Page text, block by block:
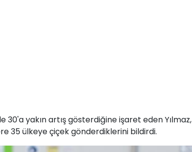
30'a yakın artış gösterdiğine işaret eden Yılmaz,
35 ülkeye çiçek gönderdiklerini bildirdi.